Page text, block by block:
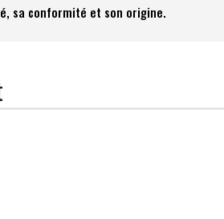
sa conformité et son origine.